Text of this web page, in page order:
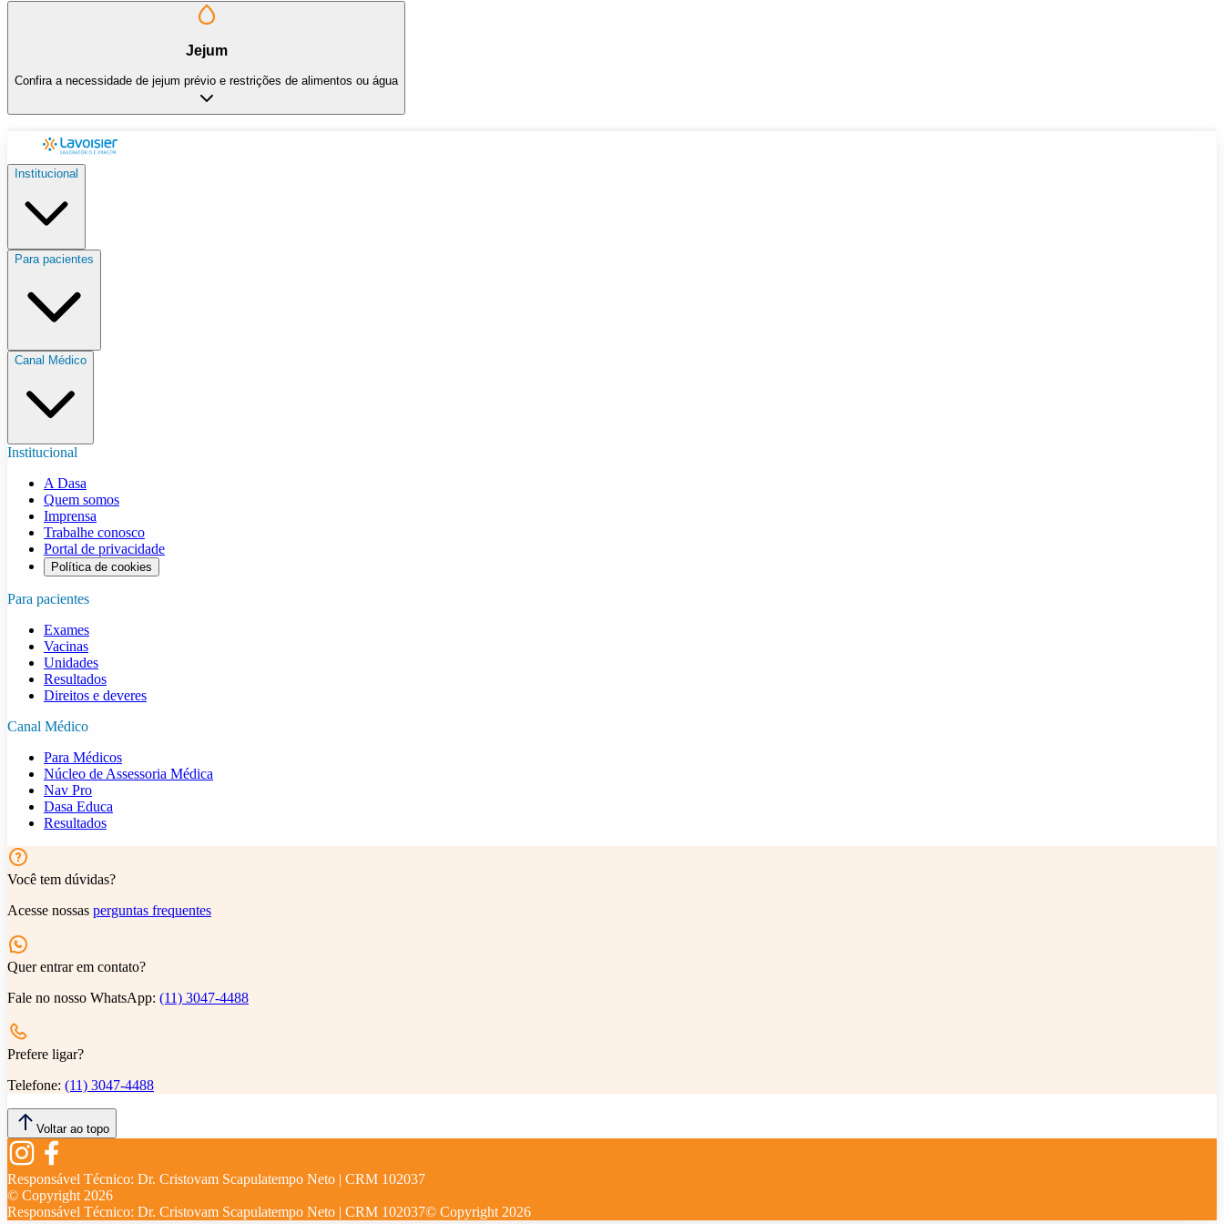
Jejum
Confira a necessidade de jejum prévio e restrições de alimentos ou água
Institucional
Para pacientes
Canal Médico
Institucional
A Dasa
Quem somos
Imprensa
Trabalhe conosco
Portal de privacidade
Política de cookies
Para pacientes
Exames
Vacinas
Unidades
Resultados
Direitos e deveres
Canal Médico
Para Médicos
Núcleo de Assessoria Médica
Nav Pro
Dasa Educa
Resultados
Você tem dúvidas?
Acesse nossas perguntas frequentes
Quer entrar em contato?
Fale no nosso WhatsApp: (11) 3047-4488
Prefere ligar?
Telefone: (11) 3047-4488
Voltar ao topo
Responsável Técnico: Dr. Cristovam Scapulatempo Neto | CRM 102037
© Copyright 2026
Responsável Técnico: Dr. Cristovam Scapulatempo Neto | CRM 102037© Copyright 2026